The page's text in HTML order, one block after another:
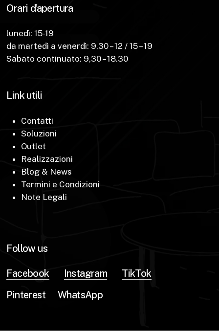
Orari d’apertura
lunedì: 15-19
da martedì a venerdì: 9,30 – 12 / 15 – 19
Sabato continuato: 9,30 – 18.30
Link utili
Contatti
Soluzioni
Outlet
Realizzazioni
Blog & News
Termini e Condizioni
Note Legali
Follow us
Facebook Instagram
TikTok
Pinterest
WhatsApp